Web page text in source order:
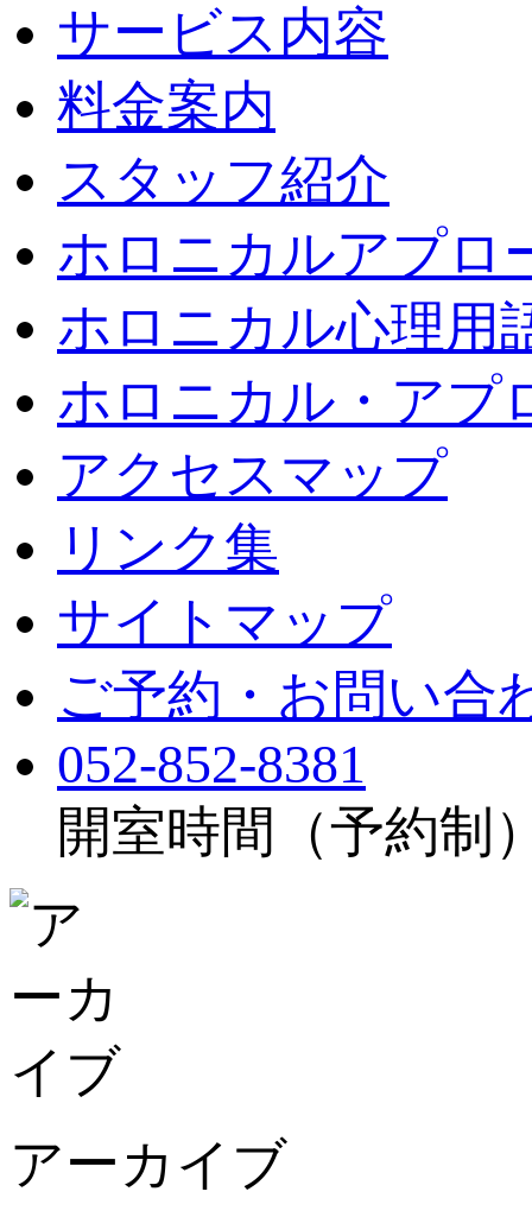
サービス内容
料金案内
スタッフ紹介
ホロニカルアプロ
ホロニカル心理用
ホロニカル・アプ
アクセスマップ
リンク集
サイトマップ
ご予約・お問い合
052-852-8381
開室時間（予約制
アーカイブ